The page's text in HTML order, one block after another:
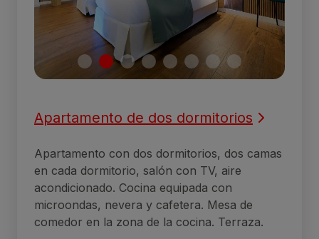
Apartamento de dos dormitorios
Apartamento con dos dormitorios, dos camas
en cada dormitorio, salón con TV, aire
acondicionado. Cocina equipada con
microondas, nevera y cafetera. Mesa de
comedor en la zona de la cocina. Terraza.